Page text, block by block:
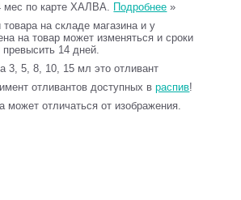
мес по карте ХАЛВА. Подробнее »
товара на складе магазина и у
на товар может изменяться и сроки
превысить 14 дней.
3, 5, 8, 10, 15 мл это отливант
отливантов доступных враспив!
может отличаться от изображения.